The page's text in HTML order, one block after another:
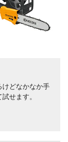
けどなかなか手
せます。